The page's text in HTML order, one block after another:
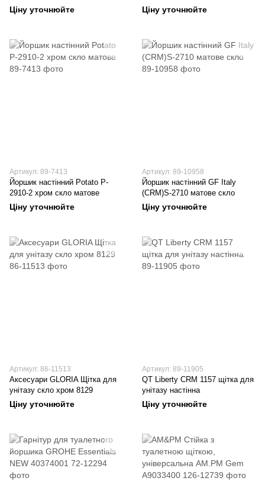
бронза 9629
Ціну уточнюйте Chrome CR.410.00 X07P196
Ціну уточнюйте
Артикул: 89-7413
Йоршик настінний Potato P-
2910-2 хром скло матове
Ціну уточнюйте
Артикул: 89-10958
Йоршик настінний GF Italy
(CRM)S-2710 матове скло
Ціну уточнюйте
Артикул: 86-11513
Аксесуари GLORIA Щітка для
унітазу скло хром 8129
Ціну уточнюйте
Артикул: 89-11905
QT Liberty CRM 1157 щітка для
унітазу настінна
Ціну уточнюйте